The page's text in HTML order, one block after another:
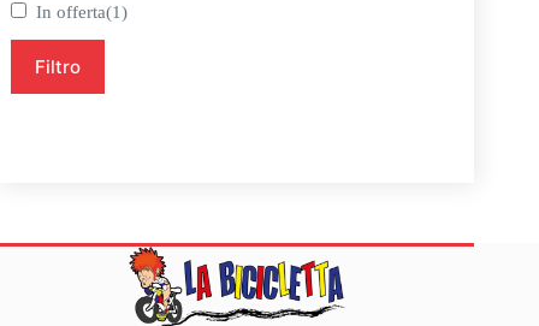
In offerta(1)
Filtro